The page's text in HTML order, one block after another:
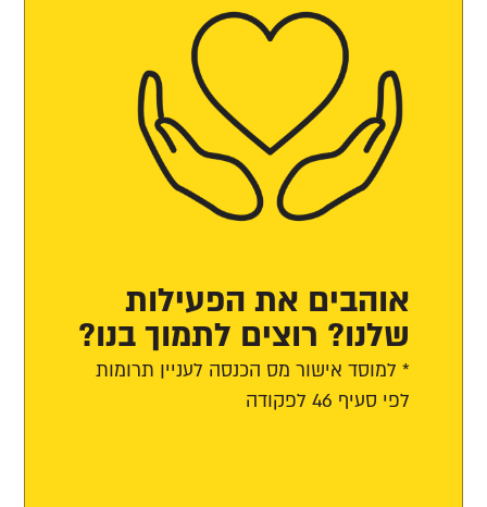
אוהבים את הפעילות
שלנו? רוצים לתמוך בנו?
* למוסד אישור מס הכנסה לעניין תרומות
לפי סעיף 46 לפקודה